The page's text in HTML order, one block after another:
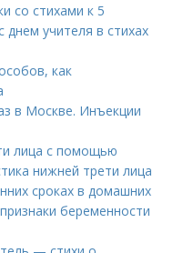
со стихами к 5
днем учителя в стихах
как
в Москве. Инъекции
лица с помощью
нижней трети лица
сроках в домашних
беременности